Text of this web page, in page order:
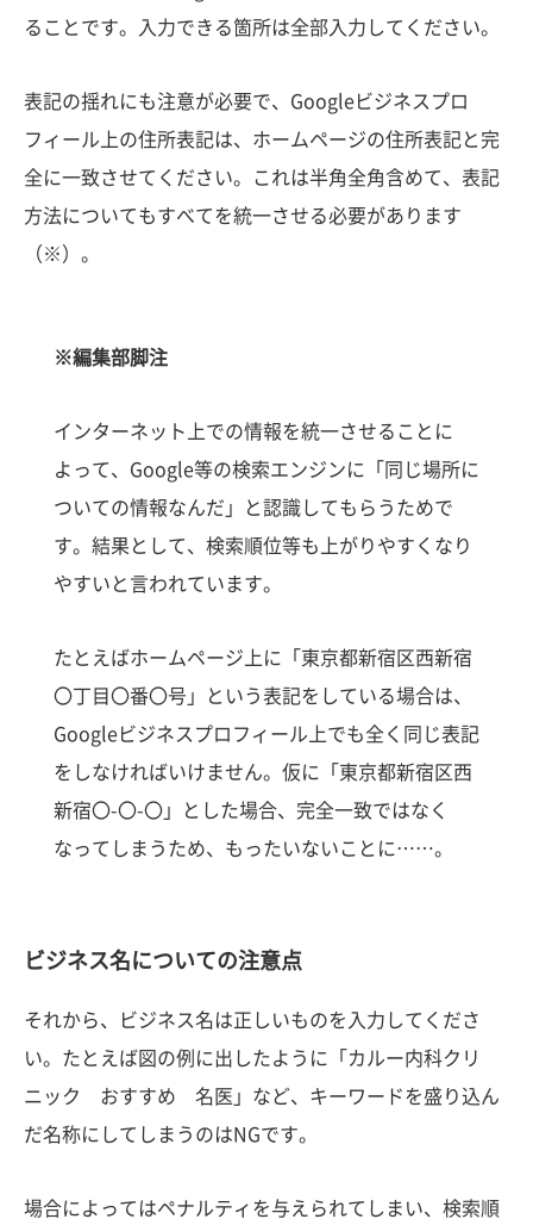
ることです。入力できる箇所は全部入力してください。
表記の揺れにも注意が必要で、Googleビジネスプロ
フィール上の住所表記は、ホームページの住所表記と完
全に一致させてください。これは半角全角含めて、表記
方法についてもすべてを統一させる必要があります
（※）。
※編集部脚注
インターネット上での情報を統一させることに
よって、Google等の検索エンジンに「同じ場所に
ついての情報なんだ」と認識してもらうためで
す。結果として、検索順位等も上がりやすくなり
やすいと言われています。
たとえばホームページ上に「東京都新宿区西新宿
〇丁目〇番〇号」という表記をしている場合は、
Googleビジネスプロフィール上でも全く同じ表記
をしなければいけません。仮に「東京都新宿区西
新宿〇-〇-〇」とした場合、完全一致ではなく
なってしまうため、もったいないことに……。
ビジネス名についての注意点
それから、ビジネス名は正しいものを入力してくださ
い。たとえば図の例に出したように「カルー内科クリ
ニック おすすめ 名医」など、キーワードを盛り込ん
だ名称にしてしまうのはNGです。
場合によってはペナルティを与えられてしまい、検索順